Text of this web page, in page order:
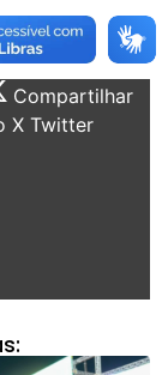
Compartilhar
X Twitter